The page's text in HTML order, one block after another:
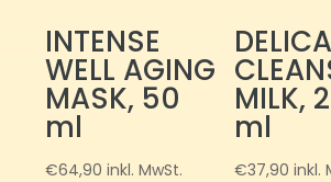
INTENSE
WELL AGING
MASK, 50
ml
€64,90 inkl. MwSt.
MILK,
ml
€37,90 inkl.